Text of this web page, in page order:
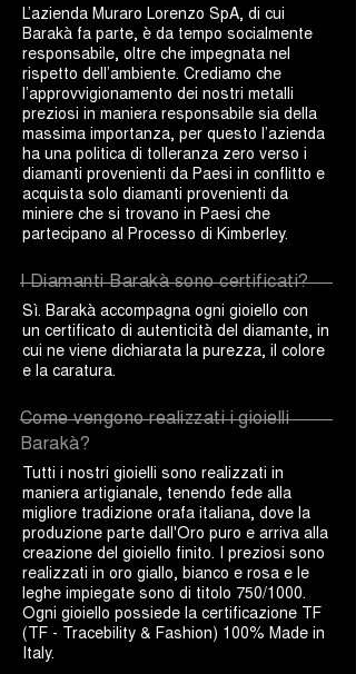
L’azienda Muraro Lorenzo SpA, di cui
Barakà fa parte, è da tempo socialmente
responsabile, oltre che impegnata nel
rispetto dell’ambiente. Crediamo che
l’approvvigionamento dei nostri metalli
preziosi in maniera responsabile sia della
massima importanza, per questo l’azienda
ha una politica di tolleranza zero verso i
diamanti provenienti da Paesi in conflitto e
acquista solo diamanti provenienti da
miniere che si trovano in Paesi che
partecipano al Processo di Kimberley.
I Diamanti Barakà sono certificati?
Sì. Barakà accompagna ogni gioiello con
un certificato di autenticità del diamante, in
cui ne viene dichiarata la purezza, il colore
e la caratura.
Come vengono realizzati i gioielli
Barakà?
Tutti i nostri gioielli sono realizzati in
maniera artigianale, tenendo fede alla
migliore tradizione orafa italiana, dove la
produzione parte dall'Oro puro e arriva alla
creazione del gioiello finito. I preziosi sono
realizzati in oro giallo, bianco e rosa e le
leghe impiegate sono di titolo 750/1000.
Ogni gioiello possiede la certificazione TF
(TF - Tracebility & Fashion) 100% Made in
Italy.